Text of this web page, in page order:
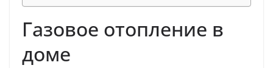
Газовое отопление в
доме